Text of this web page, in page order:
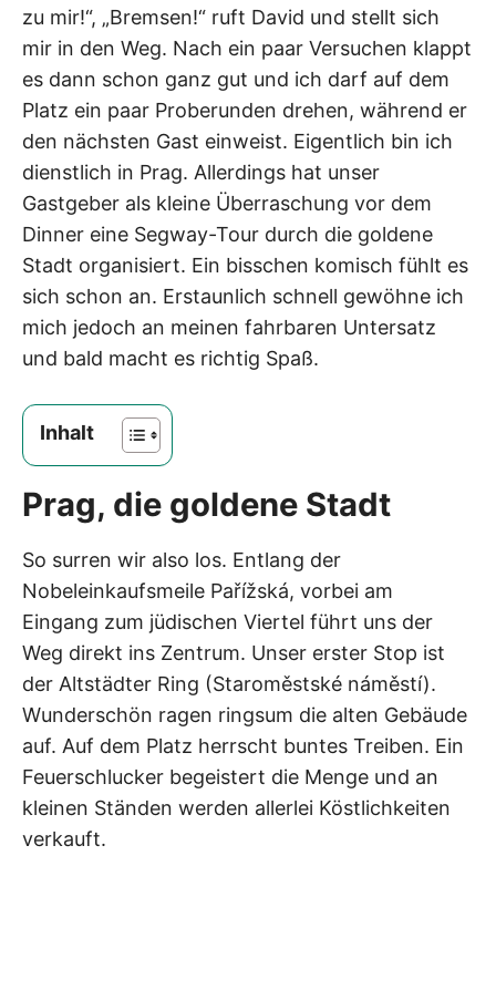
zu mir!“, „Bremsen!“ ruft David und stellt sich
mir in den Weg. Nach ein paar Versuchen klappt
es dann schon ganz gut und ich darf auf dem
Platz ein paar Proberunden drehen, während er
den nächsten Gast einweist. Eigentlich bin ich
dienstlich in Prag. Allerdings hat unser
Gastgeber als kleine Überraschung vor dem
Dinner eine Segway-Tour durch die goldene
Stadt organisiert. Ein bisschen komisch fühlt es
sich schon an. Erstaunlich schnell gewöhne ich
mich jedoch an meinen fahrbaren Untersatz
und bald macht es richtig Spaß.
Inhalt
Prag, die goldene Stadt
So surren wir also los. Entlang der
Nobeleinkaufsmeile Pařížská, vorbei am
Eingang zum jüdischen Viertel führt uns der
Weg direkt ins Zentrum. Unser erster Stop ist
der Altstädter Ring (Staroměstské náměstí).
Wunderschön ragen ringsum die alten Gebäude
auf. Auf dem Platz herrscht buntes Treiben. Ein
Feuerschlucker begeistert die Menge und an
kleinen Ständen werden allerlei Köstlichkeiten
verkauft.